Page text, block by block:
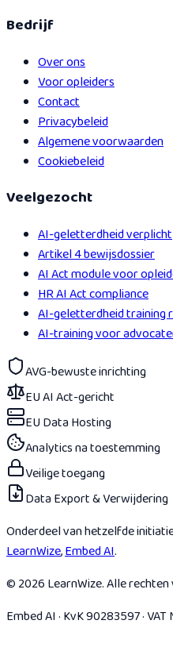
Bedrijf
Over ons
Voor opleiders
Contact
Privacybeleid
Algemene voorwaarden
Cookiebeleid
Veelgezocht
AI-geletterdheid verplicht
Artikel 4 bewijsdossier
AI Act module voor
HR AI Act compliance
AI-geletterdheid training
AI-training voor
AVG-bewuste inrichting
EU AI Act-gericht
EU Data Hosting
Analytics na toestemming
Veilige toegang
Data Export & Verwijdering
Onderdeel van hetzelfde
LearnWize,Embed AI.
© 2026 LearnWize. Alle
Embed AI · KvK 90283597 ·